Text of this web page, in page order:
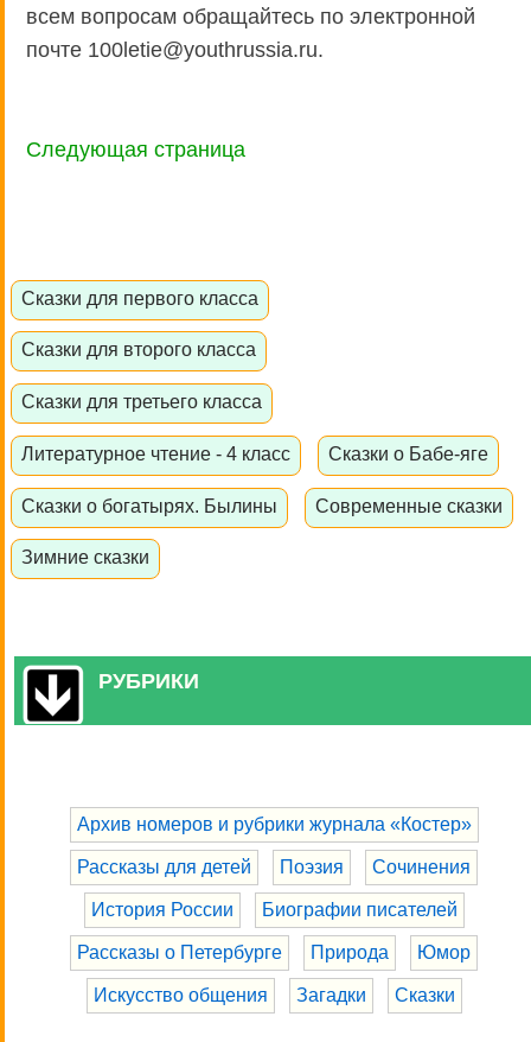
всем вопросам обращайтесь по электронной
почте 100letie@youthrussia.ru.
Следующая страница
Сказки для первого класса
Сказки для второго класса
Сказки для третьего класса
Литературное чтение - 4 класс Сказки о Бабе-яге
Сказки о богатырях. Былины Современные сказки
Зимние сказки
РУБРИКИ
Архив номеров и рубрики журнала «Костер»
Рассказы для детей Поэзия Сочинения
История России Биографии писателей
Рассказы о Петербурге Природа Юмор
Искусство общения Загадки Сказки